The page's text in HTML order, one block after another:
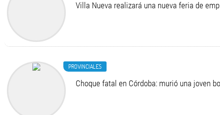
Villa Nueva realizará una nueva feria de
PROVINCIALES
Choque fatal en Córdoba: murió una joven